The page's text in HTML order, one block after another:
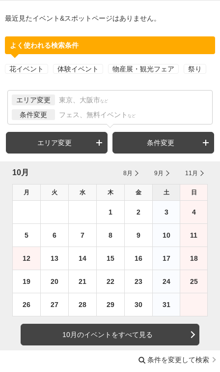
最近見たイベント&スポットページはありません。
よく使われる検索条件
花イベント 体験イベント 物産展・観光フェア 祭り
エリア変更 東京、大阪市 など
条件変更 フェス、無料イベント など
エリア変更 条件変更
10月 8月 9月 11月
月 火 水 木 金 土 日
1 2 3 4
5 6 7 8 9 10 11
12 13 14 15 16 17 18
19 20 21 22 23 24 25
26 27 28 29 30 31
10月のイベントをすべて見る
条件を変更して検索